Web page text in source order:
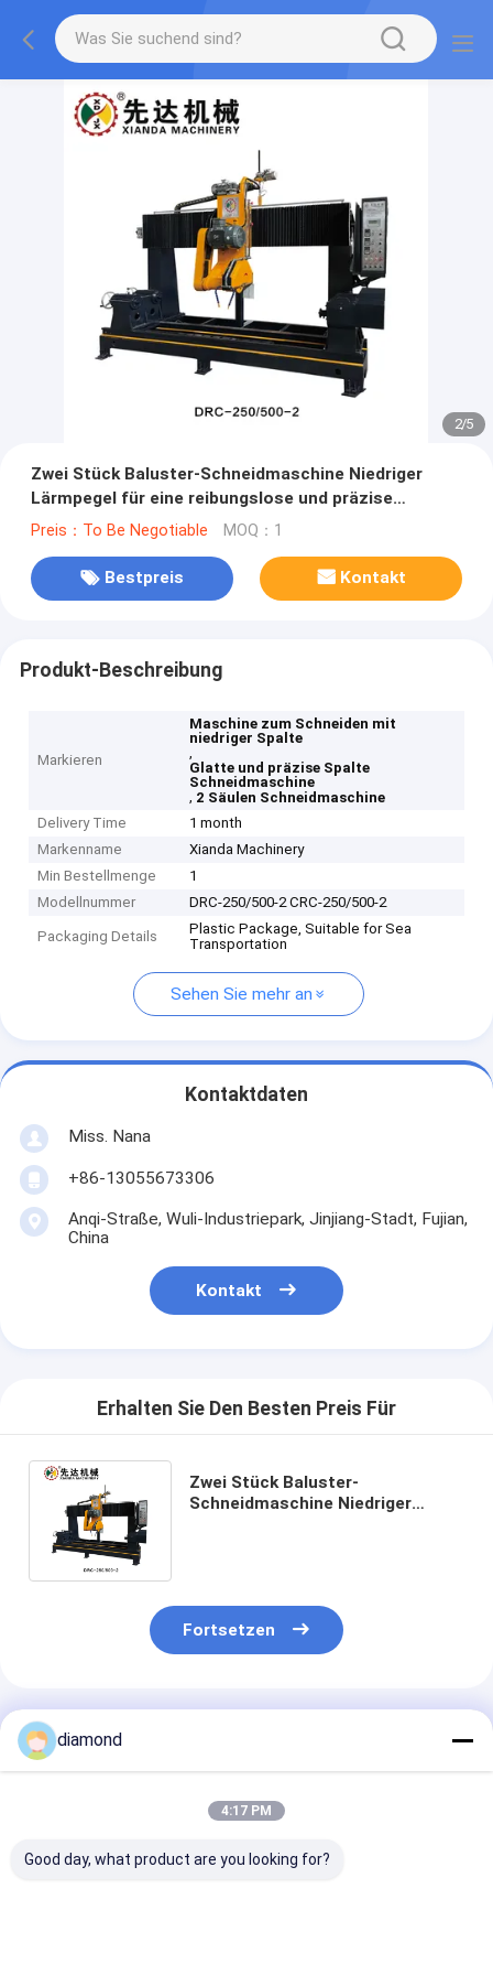
2/5
Zwei Stück Baluster-Schneidmaschine Niedriger
Lärmpegel für eine reibungslose und präzise
Bearbeitung
Preis：To Be Negotiable MOQ：1
Bestpreis Kontakt
Produkt-Beschreibung
Markieren
Maschine zum Schneiden mit
niedriger Spalte
,
Glatte und präzise Spalte
Schneidmaschine
, 2 Säulen Schneidmaschine
Delivery Time
1 month
Markenname
Xianda Machinery
Min Bestellmenge
1
Modellnummer
DRC-250/500-2 CRC-250/500-2
Packaging Details
Plastic Package, Suitable for Sea
Transportation
Sehen Sie mehr an
Kontaktdaten
Miss. Nana
+86-13055673306
Anqi-Straße, Wuli-Industriepark, Jinjiang-Stadt, Fujian,
China
Kontakt
Erhalten Sie Den Besten Preis Für
Zwei Stück Baluster-
Schneidmaschine Niedriger
Fortsetzen
Empfohlene Produkte
diamond
4:17 PM
Good day, what product are you looking for?